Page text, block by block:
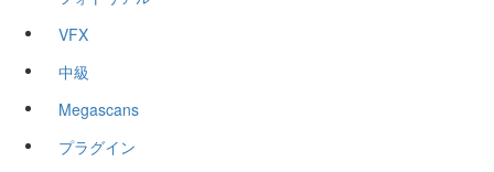
VFX
中級
Megascans
プラグイン